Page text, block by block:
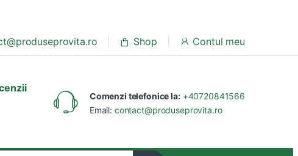
Shop Contul meu
Comenzi telefonice la: +40720841566
Email: contact@produseprovita.ro